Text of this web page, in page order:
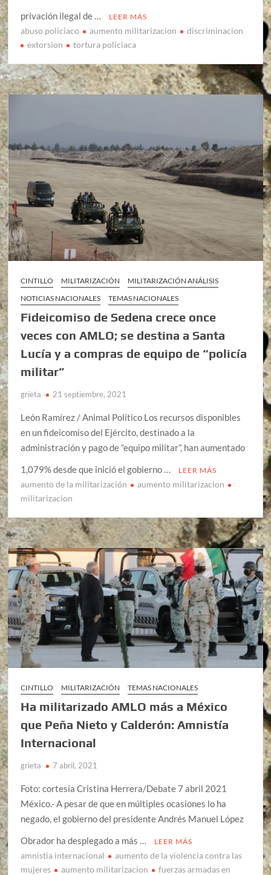
privación ilegal de …
LEER MÁS
abuso policiaco aumento militarizacion
discriminacion
extorsion
tortura policiaca
CINTILLO MILITARIZACIÓN
MILITARIZACIÓN ANÁLISIS
NOTICIAS NACIONALES
TEMAS NACIONALES
Fideicomiso de Sedena crece once
veces con AMLO; se destina a Santa
Lucía y a compras de equipo de “policía
militar”
grieta 21 septiembre, 2021
León Ramírez / Animal Político Los recursos disponibles
en un fideicomiso del Ejército, destinado a la
administración y pago de “equipo militar”, han aumentado
1,079% desde que inició el gobierno …
LEER MÁS
aumento de la militarización
aumento militarizacion
militarizacion
CINTILLO MILITARIZACIÓN TEMAS NACIONALES
Ha militarizado AMLO más a México
que Peña Nieto y Calderón: Amnistía
Internacional
grieta 7 abril, 2021
Foto: cortesía Cristina Herrera/Debate 7 abril 2021
México.- A pesar de que en múltiples ocasiones lo ha
negado, el gobierno del presidente Andrés Manuel López
Obrador ha desplegado a más …
LEER MÁS
amnistia internacional
aumento de la violencia contra las
mujeres
aumento militarizacion
fuerzas armadas en